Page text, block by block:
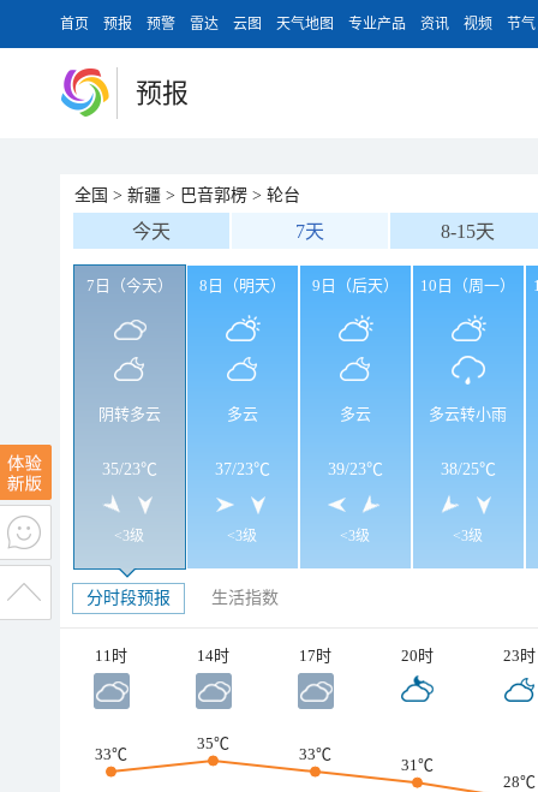
首页 预报 预警 雷达 云图 天气地图 专业产品 资讯 视频 节气
预报
全国 > 新疆 > 巴音郭楞 > 轮台
今天 7天 8-15天
7日（今天）
阴转多云
35/23℃
<3级
8日（明天）
多云
37/23℃
<3级
9日（后天）
多云
39/23℃
<3级
10日（周一）
多云转小雨
38/25℃
<3级
分时段预报 生活指数
11时 14时 17时 20时 23时
33℃
35℃
33℃
31℃
28℃